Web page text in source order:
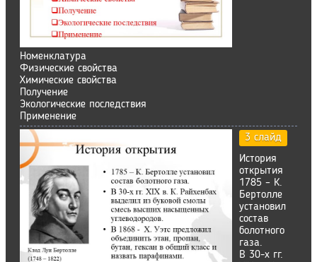
Номенклатура
Физические свойства
Химические свойства
Получение
Экологические последствия
Применение
3 слайд
История
открытия
1785 – К.
Бертолле
установил
состав
болотного
газа.
В 30-х гг.